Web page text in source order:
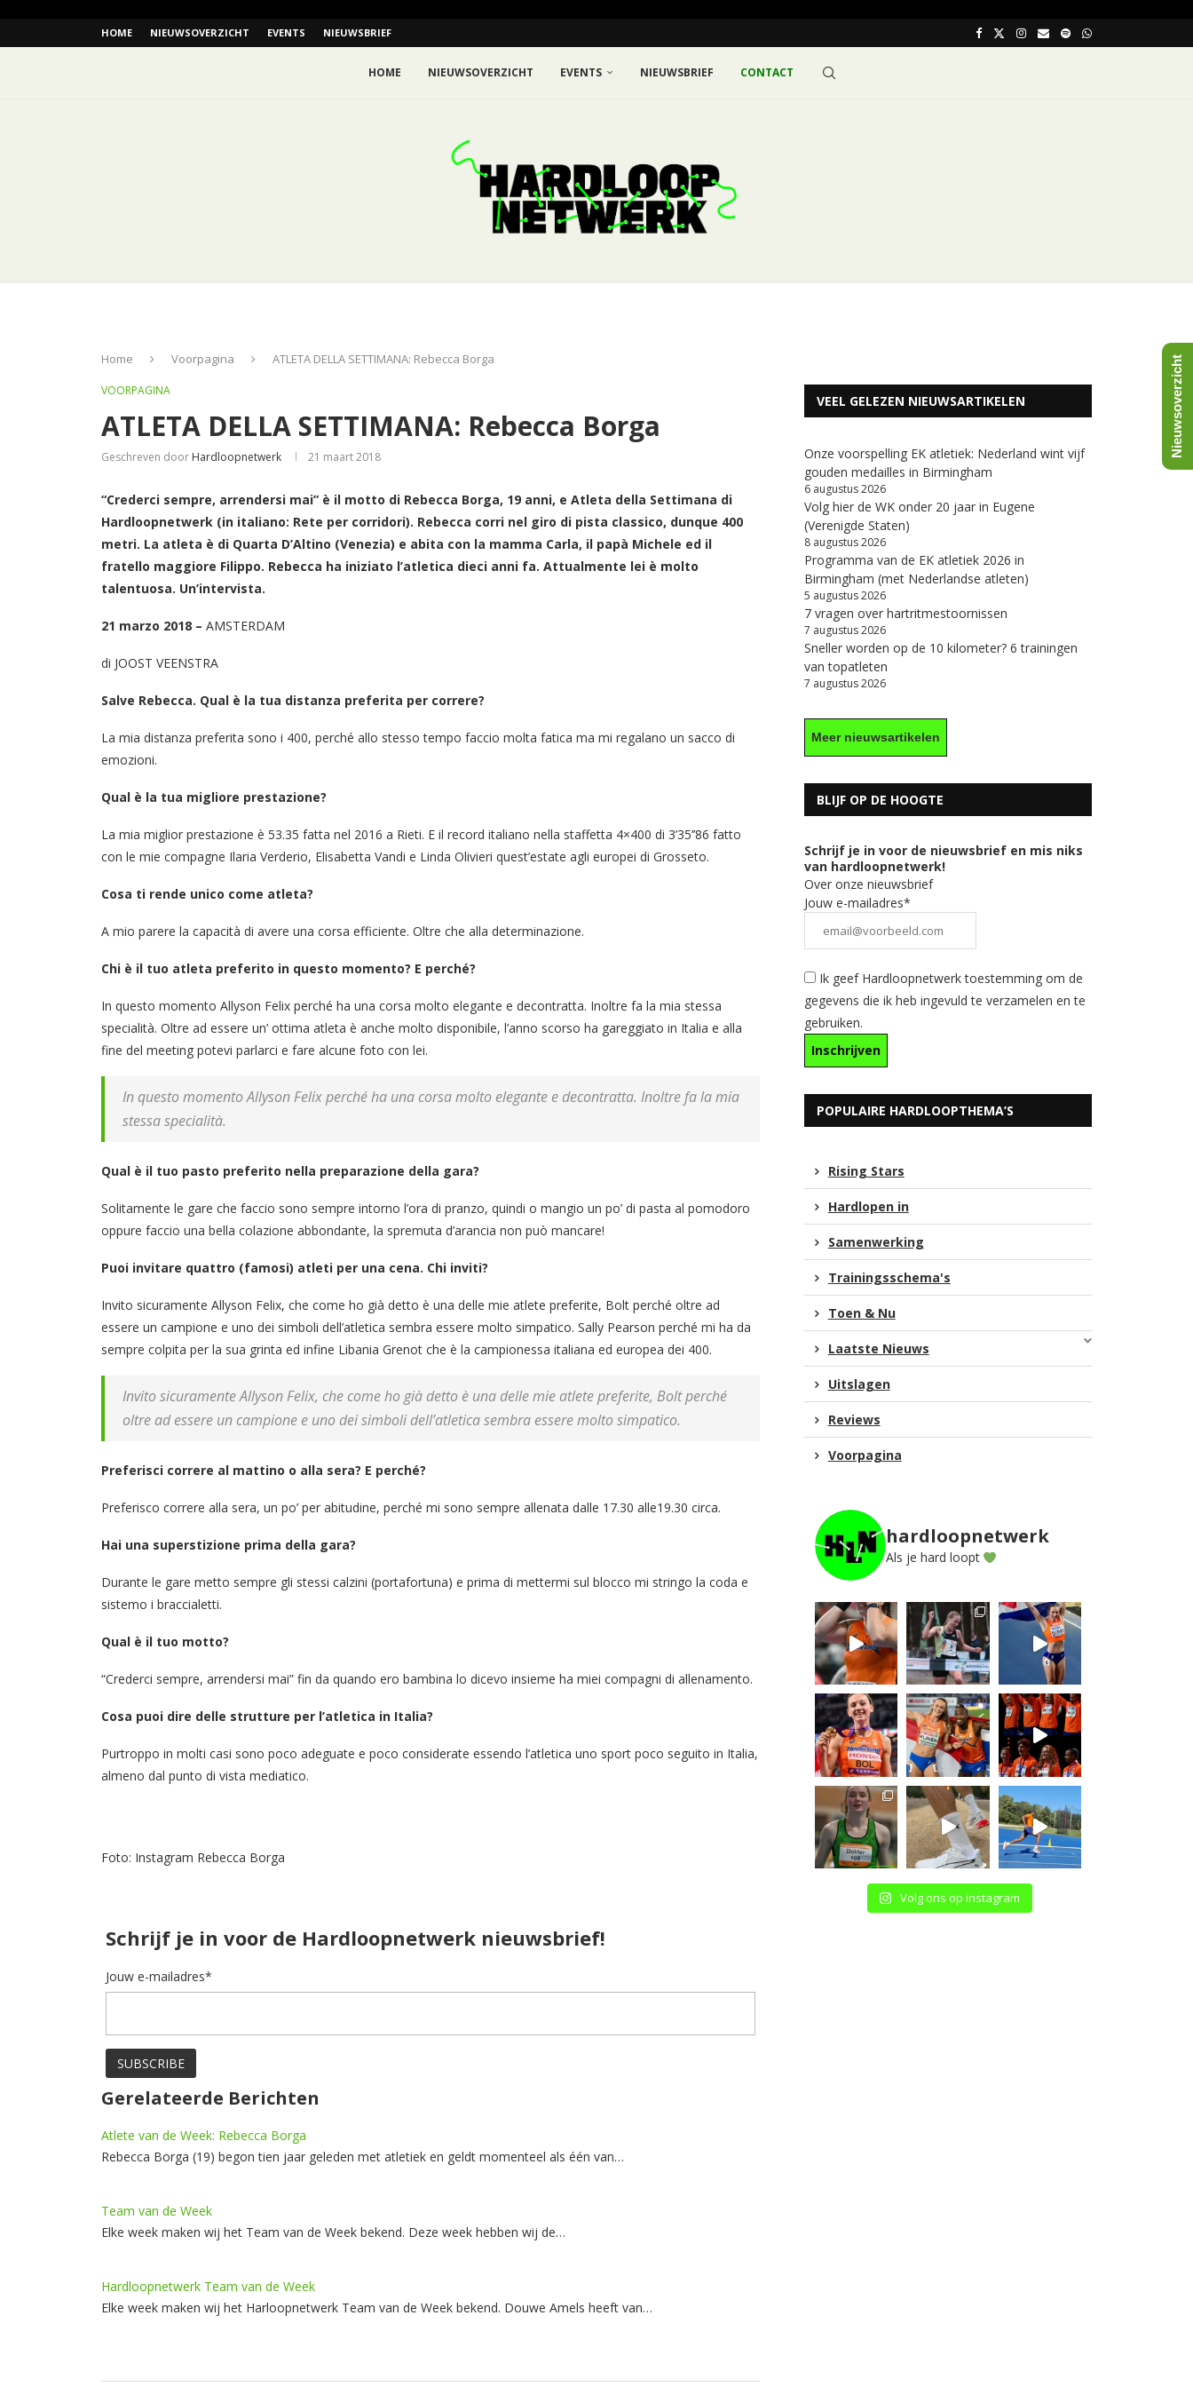
HOME NIEUWSOVERZICHT EVENTS NIEUWSBRIEF
HOME NIEUWSOVERZICHT EVENTS NIEUWSBRIEF CONTACT
Home Voorpagina ATLETA DELLA SETTIMANA: Rebecca Borga
VOORPAGINA
ATLETA DELLA SETTIMANA: Rebecca Borga
Geschreven door Hardloopnetwerk 21 maart 2018
“Crederci sempre, arrendersi mai” è il motto di Rebecca Borga, 19 anni, e Atleta della Settimana di
Hardloopnetwerk (in italiano: Rete per corridori). Rebecca corri nel giro di pista classico, dunque 400
metri. La atleta è di Quarta D’Altino (Venezia) e abita con la mamma Carla, il papà Michele ed il
fratello maggiore Filippo. Rebecca ha iniziato l’atletica dieci anni fa. Attualmente lei è molto
talentuosa. Un’intervista.
21 marzo 2018 – AMSTERDAM
di JOOST VEENSTRA
Salve Rebecca. Qual è la tua distanza preferita per correre?
La mia distanza preferita sono i 400, perché allo stesso tempo faccio molta fatica ma mi regalano un sacco di
emozioni.
Qual è la tua migliore prestazione?
La mia miglior prestazione è 53.35 fatta nel 2016 a Rieti. E il record italiano nella staffetta 4×400 di 3’35’’86 fatto
con le mie compagne Ilaria Verderio, Elisabetta Vandi e Linda Olivieri quest’estate agli europei di Grosseto.
Cosa ti rende unico come atleta?
A mio parere la capacità di avere una corsa efficiente. Oltre che alla determinazione.
Chi è il tuo atleta preferito in questo momento? E perché?
In questo momento Allyson Felix perché ha una corsa molto elegante e decontratta. Inoltre fa la mia stessa
specialità. Oltre ad essere un’ ottima atleta è anche molto disponibile, l’anno scorso ha gareggiato in Italia e alla
fine del meeting potevi parlarci e fare alcune foto con lei.
In questo momento Allyson Felix perché ha una corsa molto elegante e decontratta. Inoltre fa la mia
stessa specialità.
Qual è il tuo pasto preferito nella preparazione della gara?
Solitamente le gare che faccio sono sempre intorno l’ora di pranzo, quindi o mangio un po’ di pasta al pomodoro
oppure faccio una bella colazione abbondante, la spremuta d’arancia non può mancare!
Puoi invitare quattro (famosi) atleti per una cena. Chi inviti?
Invito sicuramente Allyson Felix, che come ho già detto è una delle mie atlete preferite, Bolt perché oltre ad
essere un campione e uno dei simboli dell’atletica sembra essere molto simpatico. Sally Pearson perché mi ha da
sempre colpita per la sua grinta ed infine Libania Grenot che è la campionessa italiana ed europea dei 400.
Invito sicuramente Allyson Felix, che come ho già detto è una delle mie atlete preferite, Bolt perché
oltre ad essere un campione e uno dei simboli dell’atletica sembra essere molto simpatico.
Preferisci correre al mattino o alla sera? E perché?
Preferisco correre alla sera, un po’ per abitudine, perché mi sono sempre allenata dalle 17.30 alle19.30 circa.
Hai una superstizione prima della gara?
Durante le gare metto sempre gli stessi calzini (portafortuna) e prima di mettermi sul blocco mi stringo la coda e
sistemo i braccialetti.
Qual è il tuo motto?
“Crederci sempre, arrendersi mai” fin da quando ero bambina lo dicevo insieme ha miei compagni di allenamento.
Cosa puoi dire delle strutture per l’atletica in Italia?
Purtroppo in molti casi sono poco adeguate e poco considerate essendo l’atletica uno sport poco seguito in Italia,
almeno dal punto di vista mediatico.
Foto: Instagram Rebecca Borga
Schrijf je in voor de Hardloopnetwerk nieuwsbrief!
Jouw e-mailadres*
Gerelateerde Berichten
Atlete van de Week: Rebecca Borga
Rebecca Borga (19) begon tien jaar geleden met atletiek en geldt momenteel als één van…
Team van de Week
Elke week maken wij het Team van de Week bekend. Deze week hebben wij de…
Hardloopnetwerk Team van de Week
Elke week maken wij het Harloopnetwerk Team van de Week bekend. Douwe Amels heeft van…
VEEL GELEZEN NIEUWSARTIKELEN
Onze voorspelling EK atletiek: Nederland wint vijf
gouden medailles in Birmingham
6 augustus 2026
Volg hier de WK onder 20 jaar in Eugene
(Verenigde Staten)
8 augustus 2026
Programma van de EK atletiek 2026 in
Birmingham (met Nederlandse atleten)
5 augustus 2026
7 vragen over hartritmestoornissen
7 augustus 2026
Sneller worden op de 10 kilometer? 6 trainingen
van topatleten
7 augustus 2026
Meer nieuwsartikelen
BLIJF OP DE HOOGTE
Schrijf je in voor de nieuwsbrief en mis niks
van hardloopnetwerk!
Over onze nieuwsbrief
Jouw e-mailadres*
Ik geef Hardloopnetwerk toestemming om de
gegevens die ik heb ingevuld te verzamelen en te
gebruiken.
POPULAIRE HARDLOOPTHEMA’S
Rising Stars
Hardlopen in
Samenwerking
Trainingsschema's
Toen & Nu
Laatste Nieuws
Uitslagen
Reviews
Voorpagina
hardloopnetwerk
Als je hard loopt
Volg ons op instagram
Nieuwsoverzicht